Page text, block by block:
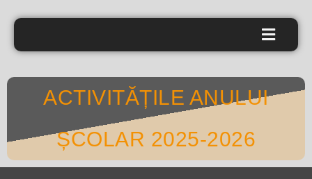
ACTIVITĂȚILE ANULUI
ȘCOLAR 2025-2026